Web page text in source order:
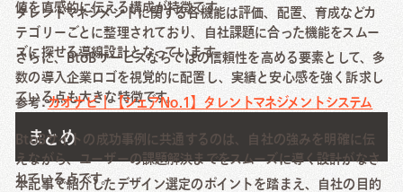
値を直感的に伝える構成が特徴です。
タレントマネジメントに関する各機能は評価、配置、育成などカ
テゴリーごとに整理されており、自社課題に合った機能をスムー
ズに探せる導線設計となっています。
さらに、BtoBサービスならではの信頼性を高める要素として、多
数の導入企業ロゴを視覚的に配置し、実績と安心感を強く訴求し
ている点も大きな特徴です。
参考:カオナビ｜【シェアNo.1】タレントマネジメントシステム
まとめ
BtoBサイトの成功事例に共通するのは、自社の強みを明確に伝
えながら、ユーザーの課題解決までをスムーズに導く設計がなさ
れている点です。
本記事で紹介したデザイン選定のポイントを踏まえ、自社の目的